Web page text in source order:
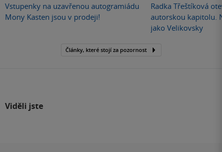
Vstupenky na uzavřenou autogramiádu
Mony Kasten jsou v prodeji!
Radka Třeštíková
autorskou kapitolu.
jako Velikovsky
Články, které stojí za pozornost
Viděli jste